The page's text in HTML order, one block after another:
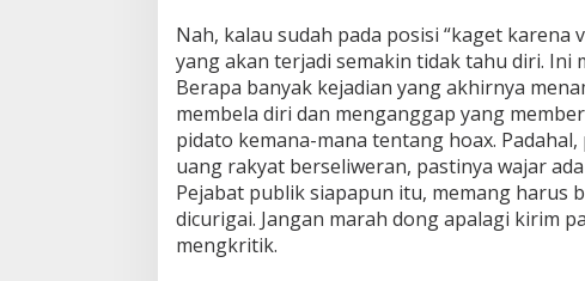
Nah, kalau sudah pada posisi “kaget
yang akan terjadi semakin tidak tahu diri. Ini
Berapa banyak kejadian yang akhirnya
membela diri dan menganggap yang
pidato kemana-mana tentang hoax.
uang rakyat berseliweran, pastinya wajar
Pejabat publik siapapun itu, memang harus
dicurigai. Jangan marah dong apalagi kirim
mengkritik.